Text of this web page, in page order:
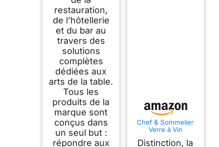
restauration,
de l’hôtellerie
et du bar au
travers des
solutions
complètes
dédiées aux
arts de la table.
Tous les
produits de la
marque sont
conçus dans
un seul but :
répondre aux
Chef & Sommelier
Verre à Vin
de 6
Distinction, la